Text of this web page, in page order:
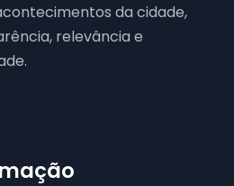
da cidade,
relevância e